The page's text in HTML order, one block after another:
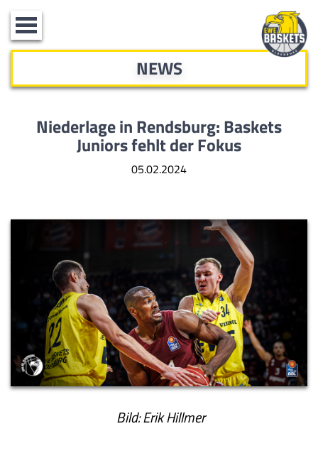
Toggle
navigation
NEWS
Niederlage in Rendsburg: Baskets
Juniors fehlt der Fokus
05.02.2024
Bild: Erik Hillmer